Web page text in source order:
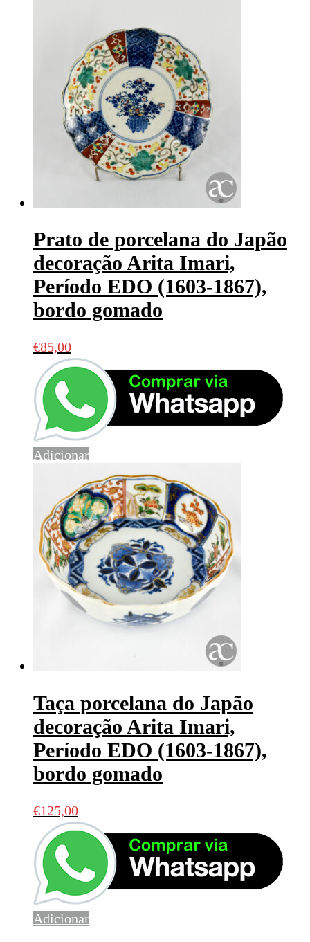
Prato de porcelana do Japão
decoração Arita Imari,
Período EDO (1603-1867),
bordo gomado
€85,00
Adicionar
Taça porcelana do Japão
decoração Arita Imari,
Período EDO (1603-1867),
bordo gomado
€125,00
Adicionar